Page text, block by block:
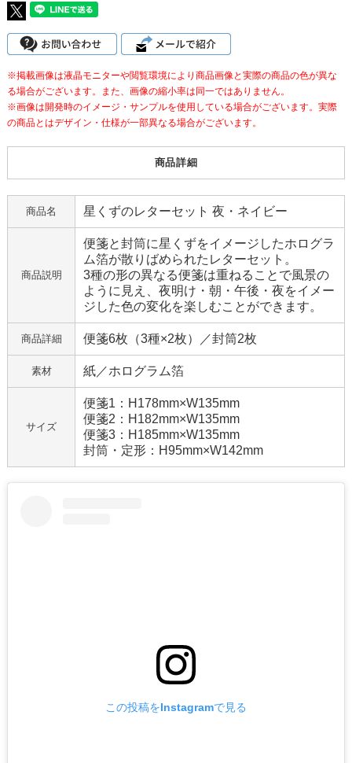
※掲載画像は液晶モニターや閲覧環境により商品画像と実際の商品の色が異な
る場合がございます。また、画像の縮小率は同一ではありません。
※画像は開発時のイメージ・サンプルを使用している場合がございます。実際
の商品とはデザイン・仕様が一部異なる場合がございます。
商品詳細
商品名 星くずのレターセット 夜・ネイビー
商品説明
便箋と封筒に星くずをイメージしたホログラ
ム箔が散りばめられたレターセット。
3種の形の異なる便箋は重ねることで風景の
ように見え、夜明け・朝・午後・夜をイメー
ジした色の変化を楽しむことができます。
商品詳細 便箋6枚（3種×2枚）／封筒2枚
素材 紙／ホログラム箔
サイズ
便箋1：H178mm×W135mm
便箋2：H182mm×W135mm
便箋3：H185mm×W135mm
封筒・定形：H95mm×W142mm
この投稿をInstagramで見る